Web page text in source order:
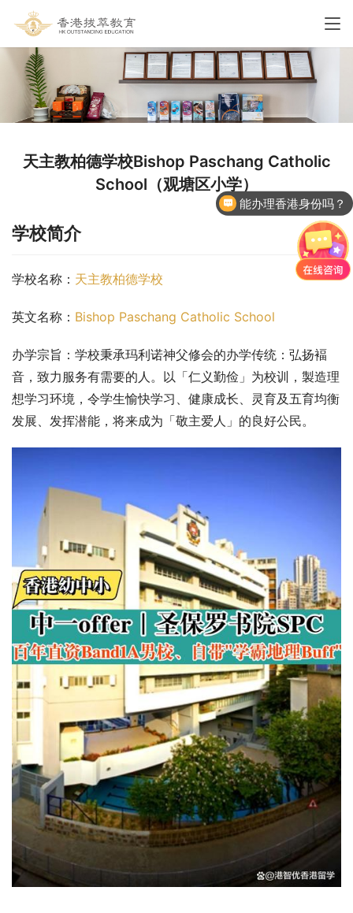
天主教柏德学校Bishop Paschang Catholic
School（观塘区小学）
学校简介
学校名称： 天主教柏德学校
英文名称： Bishop Paschang Catholic School
办学宗旨：学校秉承玛利诺神父修会的办学传统：弘扬褔
音，致力服务有需要的人。以「仁义勤俭」为校训，製造理
想学习环境，令学生愉快学习、健康成长、灵育及五育均衡
发展、发挥潜能，将来成为「敬主爱人」的良好公民。
能办理香港身份吗？
香港国际学校申请